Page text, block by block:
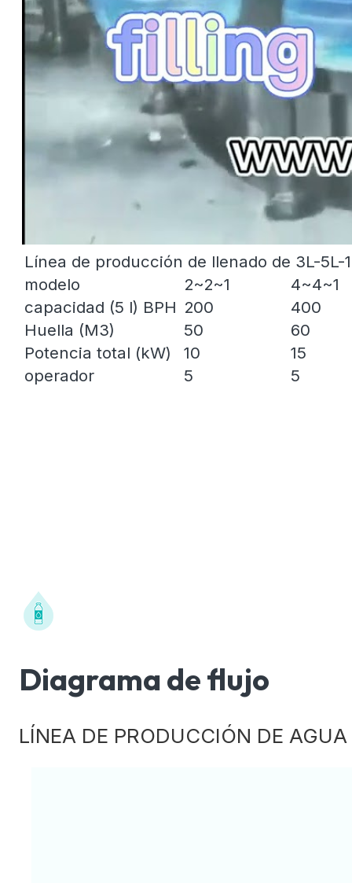
Línea de producción de llenado de 3L-5L-
modelo
2~2~1
4~4~1
capacidad (5 l) BPH 200
400
Huella (M3)
50
60
Potencia total (kW)
10
15
operador
5 5
Diagrama de flujo
LÍNEA DE PRODUCCIÓN DE AGUA